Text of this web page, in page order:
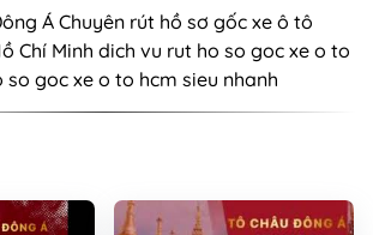
Á Chuyên rút hồ sơ gốc xe ô tô
Chí Minh dich vu rut ho so goc xe o to
so goc xe o to hcm sieu nhanh